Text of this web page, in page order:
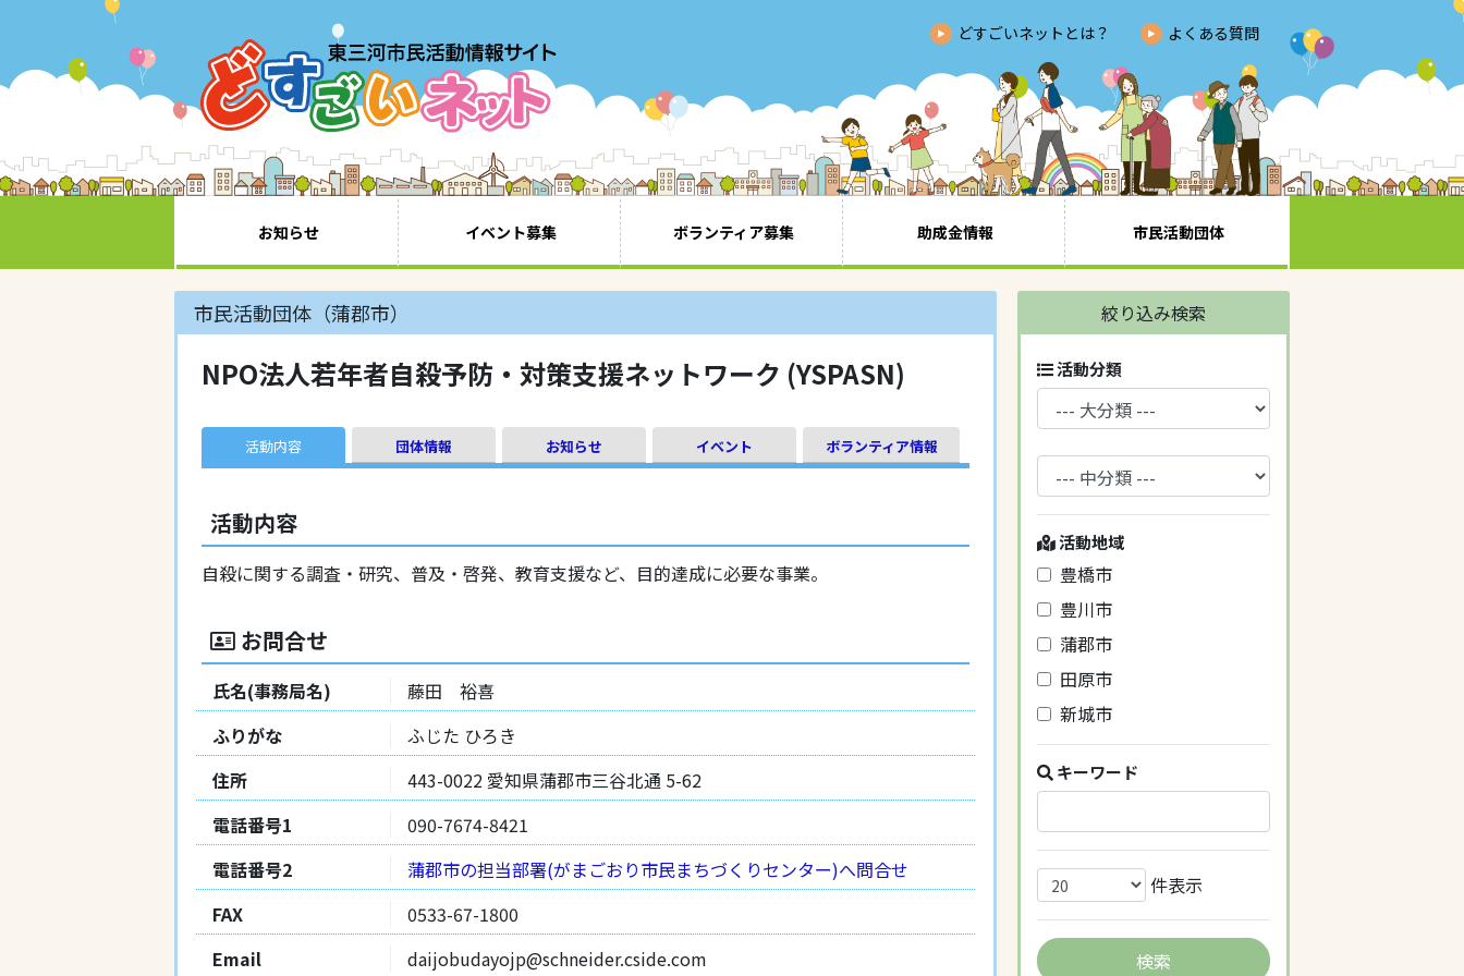
どすごいネットとは？ よくある質問
お知らせ イベント募集 ボランティア募集 助成金情報 市民活動団体
市民活動団体（蒲郡市）
NPO法人若年者自殺予防・対策支援ネットワーク (YSPASN)
活動内容 団体情報 お知らせ イベント ボランティア情報
活動内容
自殺に関する調査・研究、普及・啓発、教育支援など、目的達成に必要な事業。
お問合せ
氏名(事務局名)
藤田 裕喜
ふりがな
ふじた ひろき
住所
443-0022 愛知県蒲郡市三谷北通 5-62
電話番号1
090-7674-8421
電話番号2
蒲郡市の担当部署(がまごおり市民まちづくりセンター)へ問合せ
FAX
0533-67-1800
Email
daijobudayojp@schneider.cside.com
絞り込み検索
活動分類
活動地域
豊橋市
豊川市
蒲郡市
田原市
新城市
キーワード
件表示